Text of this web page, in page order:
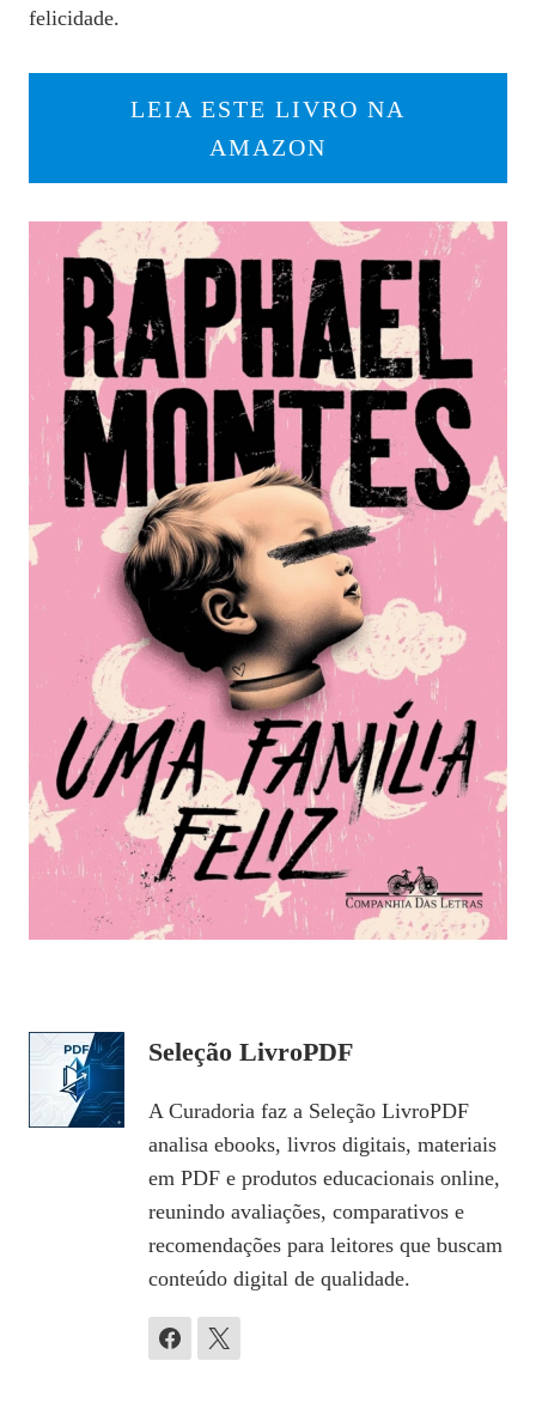
felicidade.
LEIA ESTE LIVRO NA
AMAZON
Seleção LivroPDF
A Curadoria faz a Seleção LivroPDF
analisa ebooks, livros digitais, materiais
em PDF e produtos educacionais online,
reunindo avaliações, comparativos e
recomendações para leitores que buscam
conteúdo digital de qualidade.